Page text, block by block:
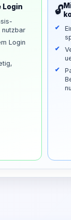
Login
nutzbar
Login
🔓